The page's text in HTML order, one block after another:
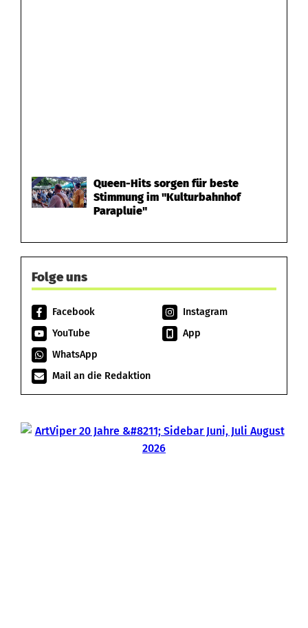
Queen-Hits sorgen für beste
Stimmung im "Kulturbahnhof
Parapluie"
Folge uns
Facebook
Instagram
YouTube
App
WhatsApp
Mail an die Redaktion